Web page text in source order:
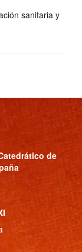
sanitaria y
de